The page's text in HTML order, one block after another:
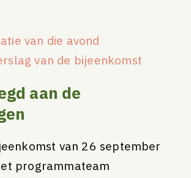
van die avond
van de bijeenkomst
aan de
van 26 september
programmateam